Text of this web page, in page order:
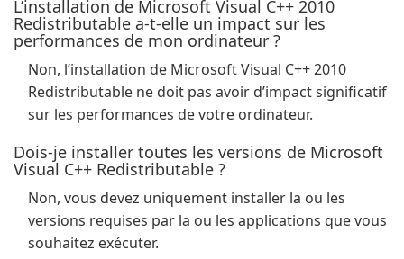
L’installation de Microsoft Visual C++ 2010
Redistributable a-t-elle un impact sur les
performances de mon ordinateur ?
Non, l’installation de Microsoft Visual C++ 2010
Redistributable ne doit pas avoir d’impact significatif
sur les performances de votre ordinateur.
Dois-je installer toutes les versions de Microsoft
Visual C++ Redistributable ?
Non, vous devez uniquement installer la ou les
versions requises par la ou les applications que vous
souhaitez exécuter.